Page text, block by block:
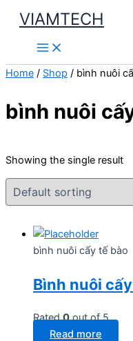
Skip
content
VIAMTECH
Main
Menu
Home / Shop / bình nuôi
bình nuôi
Showing the single result
bình nuôi cấy tế bào
Bình nuôi
Rated0out of 5
Read more